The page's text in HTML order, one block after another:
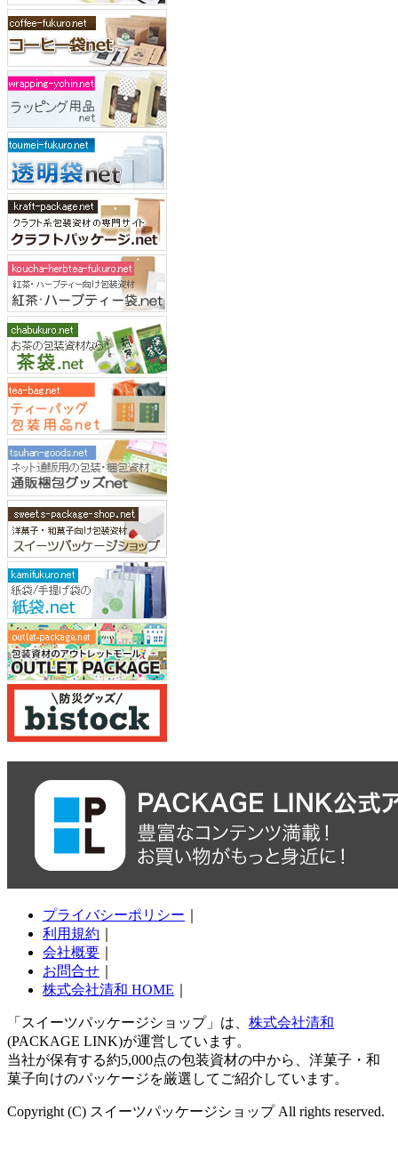
プライバシーポリシー
利用規約
会社概要
お問合せ
株式会社清和 HOME
「スイーツパッケージショップ」は、 株式会社清和
(PACKAGE LINK)が運営しています。
当社が保有する約5,000点の包装資材の中から、洋菓子・和
菓子向けのパッケージを厳選してご紹介しています。
Copyright (C) スイーツパッケージショップ All rights reserved.